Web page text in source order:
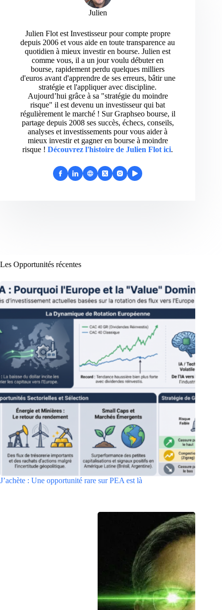
Julien
Julien Flot est Investisseur pour compte propre
depuis 2006 et vous aide en toute transparence au
quotidien à mieux investir en bourse. Julien est
comme vous, il a un jour voulu débuter en
bourse, rapidement perdu quelques milliers
d'euros avant d'apprendre de ses erreurs, bâtir une
stratégie et l'appliquer avec discipline.
Aujourd’hui grâce à sa "stratégie du moindre
risque" il est devenu un investisseur qui bat
régulièrement le marché ! Sur Graphseo bourse, il
partage depuis 2008 ses succès, échecs, conseils,
analyses et investissements pour vous aider à
mieux investir et gagner en bourse à moindre
risque ! Découvrez l'histoire de Julien Flot ici.
Les Opportunités récentes
J’achète : Une opportunité rare sur PEA est là